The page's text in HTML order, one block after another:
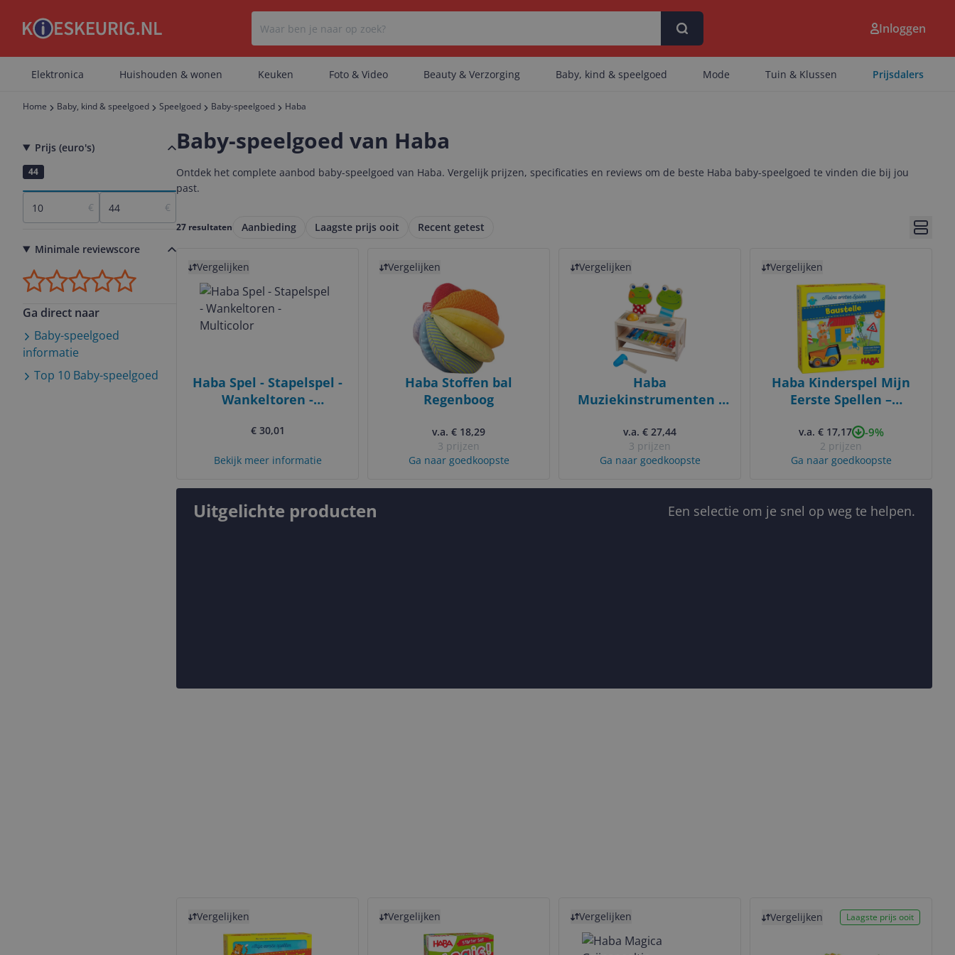
Er zijn geen categorieën gevonden.
Inloggen
Elektronica Huishouden & wonen Keuken Foto & Video Beauty & Verzorging Baby, kind & speelgoed Mode Tuin & Klussen Prijsdalers
Home Baby, kind & speelgoed Speelgoed Baby-speelgoed Haba
Prijs (euro's)
10
44
€ €
Minimale reviewscore
Ga direct naar
Baby-speelgoed
informatie
Top 10 Baby-speelgoed
Baby-speelgoed van Haba
Ontdek het complete aanbod baby-speelgoed van Haba. Vergelijk prijzen, specificaties en reviews om de beste Haba baby-speelgoed te vinden die bij jou
past.
27 resultaten Aanbieding Laagste prijs ooit Recent getest
Vergelijken
Haba Spel - Stapelspel -
Wankeltoren -
€ 30,01
Bekijk meer informatie
Vergelijken
Haba Stoffen bal
Regenboog
v.a. € 18,29
3 prijzen
Ga naar goedkoopste
Vergelijken
Haba
Muziekinstrumenten -
Kikkerconcert
v.a. € 27,44
3 prijzen
Ga naar goedkoopste
Vergelijken
Haba Kinderspel Mijn
Eerste Spellen –
Educatief spel - Vanaf 12
jaar
v.a. € 17,17 -9%
2 prijzen
Ga naar goedkoopste
Uitgelichte producten Een selectie om je snel op weg te helpen.
Vergelijken Vergelijken Vergelijken Vergelijken Laagste prijs ooit